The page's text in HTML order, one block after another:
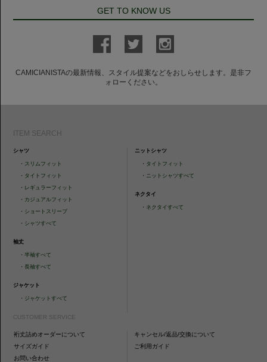
GET TO KNOW US
CAMICIANISTAの最新情報、スタイル提案などをおしらせします。是非フ
ォローください。
ITEM SEARCH
シャツ
・ スリムフィット
・ タイトフィット
・ レギュラーフィット
・ カジュアルフィット
・ ショートスリーブ
・ シャツすべて
袖丈
・半袖すべて
・長袖すべて
ジャケット
・ ジャケットすべて
ニットシャツ
・ タイトフィット
・ ニットシャツすべて
ネクタイ
・ ネクタイすべて
CUSTOMER SERVICE
裄丈詰めオーダーについて
キャンセル/返品/交換について
サイズガイド
ご利用ガイド
お問い合わせ